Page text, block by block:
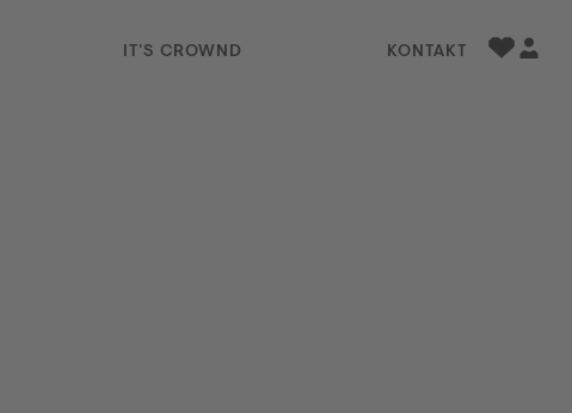
IT'S CROWND KONTAKT Profil